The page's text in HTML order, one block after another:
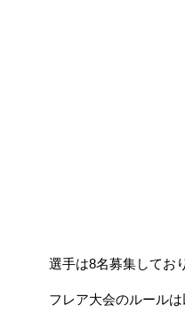
選手は8名募集してお
フレア大会のルール